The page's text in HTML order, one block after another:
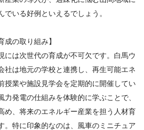
でいる好例といえるでしょう。
成の取り組み】
には次世代の育成が不可欠です。白馬ウ
社は地元の学校と連携し、再生可能エネ
授業や施設見学会を定期的に開催してい
力発電の仕組みを体験的に学ぶことで、
め、将来のエネルギー産業を担う人材育
。特に印象的なのは、風車のミニチュア